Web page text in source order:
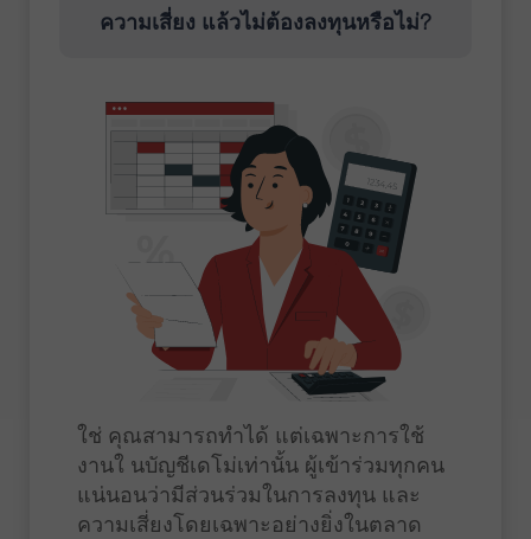
ความเสี่ยง แล้วไม่ต้องลงทุนหรือไม่?
ใช่ คุณสามารถทำได้ แต่เฉพาะการใช้
งานใ นบัญชีเดโม่เท่านั้น ผู้เข้าร่วมทุกคน
แน่นอนว่ามีส่วนร่วมในการลงทุน และ
ความเสี่ยงโดยเฉพาะอย่างยิ่งในตลาด